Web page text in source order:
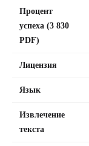
Процент
успеха (3 830
PDF)
Лицензия
Язык
Извлечение
текста